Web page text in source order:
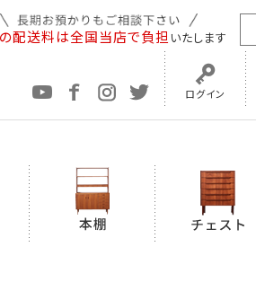
配送料は全国当店で負担 いたします
ログイン